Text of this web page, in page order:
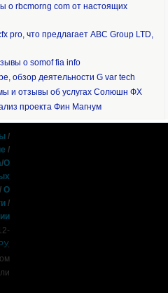
о rbcmorng com от настоящих
pro, что предлагает ABC Group LTD,
о somof fia info
обзор деятельности G var tech
и отзывы об услугах Солюшн ФХ
проекта Фин Магнум
/
/
/О
/О
/
.